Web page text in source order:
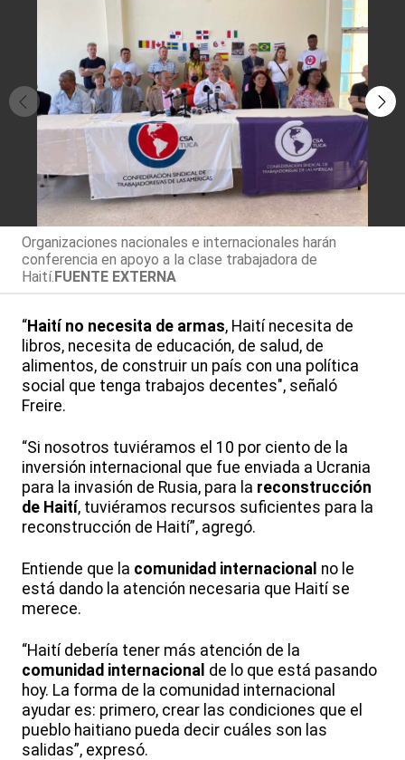
Organizaciones nacionales e internacionales harán
conferencia en apoyo a la clase trabajadora de
Haití.FUENTE EXTERNA
“Haití no necesita de armas, Haití necesita de
libros, necesita de educación, de salud, de
alimentos, de construir un país con una política
social que tenga trabajos decentes", señaló
Freire.
“Si nosotros tuviéramos el 10 por ciento de la
inversión internacional que fue enviada a Ucrania
para la invasión de Rusia, para la reconstrucción
de Haití, tuviéramos recursos suficientes para la
reconstrucción de Haití”, agregó.
Entiende que la comunidad internacional no le
está dando la atención necesaria que Haití se
merece.
“Haití debería tener más atención de la
comunidad internacional de lo que está pasando
hoy. La forma de la comunidad internacional
ayudar es: primero, crear las condiciones que el
pueblo haitiano pueda decir cuáles son las
salidas”, expresó.